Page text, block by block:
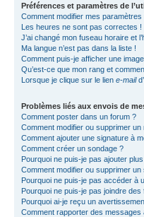
Préférences et paramètres de
Comment modifier mes paramètres
Les heures ne sont pas correctes !
J’ai changé mon fuseau horaire et
Ma langue n’est pas dans la liste !
Comment puis-je afficher une
Qu’est-ce que mon rang et
Lorsque je clique sur le lien e-mail
Problèmes liés aux envois de
Comment poster dans un forum ?
Comment modifier ou supprimer un
Comment ajouter une signature à
Comment créer un sondage ?
Pourquoi ne puis-je pas ajouter
Comment modifier ou supprimer un
Pourquoi ne puis-je pas accéder à
Pourquoi ne puis-je pas joindre
Pourquoi ai-je reçu un
Comment rapporter des messages